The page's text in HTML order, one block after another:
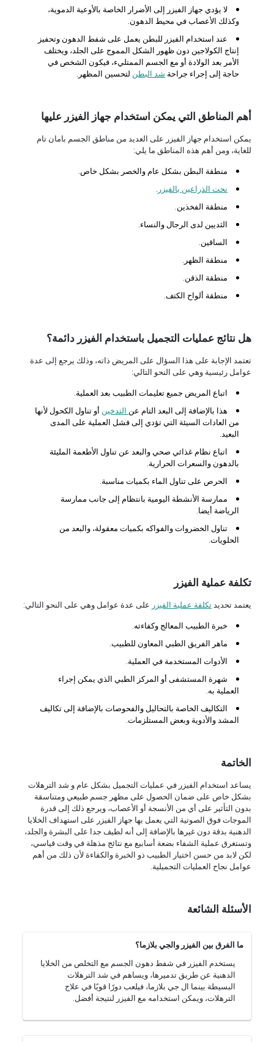
لا يؤدي جهاز الفيزر إلى الأضرار الخاصة بالأوعية الدموية،
وكذلك الأعصاب في محيط الدهون.
عند استخدام الفيزر للبطن يعمل على شفط الدهون وتحفيز
إنتاج الكولاجين دون ظهور الشكل المموج على الجلد، ويختلف
الأمر بعد الولادة أو مع الجسم الممتليء، فيكون الشخص في
حاجة إلى إجراء جراحة شد البطن لتحسين المظهر.
أهم المناطق التي يمكن استخدام جهاز الفيزر عليها
يمكن استخدام جهاز الفيزر على العديد من مناطق الجسم بامان تام
للغاية، ومن أهم هذه المناطق ما يلي:
منطقة البطن بشكل عام والخصر بشكل خاص.
نحت الذراعين بالفيزر .
منطقة الفخذين.
الثديين لدى الرجال والنساء.
الساقين.
منطقة الظهر.
منطقة الذقن.
منطقة ألواح الكتف.
هل نتائج عمليات التجميل باستخدام الفيزر دائمة؟
تعتمد الإجابة على هذا السؤال على المريض ذاته، وذلك يرجع إلى عدة
عوامل رئيسية وهي على النحو التالي:
اتباع المريض جميع تعليمات الطبيب بعد العملية.
هذا بالإضافة إلى البعد التام عن التدخين أو تناول الكحول لأنها
من العادات السيئة التي تؤدي إلى فشل العملية على المدى
البعيد.
اتباع نظام غذائي صحي والبعد عن تناول الأطعمة المليئة
بالدهون والسعرات الحرارية.
الحرص على تناول الماء بكميات مناسبة.
ممارسة الأنشطة اليومية بانتظام إلى جانب ممارسة
الرياضة أيضا.
تناول الخضروات والفواكه بكميات معقولة، والبعد من
الحلويات.
تكلفة عملية الفيزر
يعتمد تحديدتكلفة عملية الفيزر على عدة عوامل وهي على النحو التالي:
خبرة الطبيب المعالج وكفاءته.
ماهر الفريق الطبي المعاون للطبيب.
الأدوات المستخدمة في العملية.
شهرة المستشفى أو المركز الطبي الذي يمكن إجراء
العملية به.
التكاليف الخاصة بالتحاليل والفحوصات بالإضافة إلى تكاليف
المشد والأدوية وبعض المستلزمات.
الخاتمة
يساعد استخدام الفيزر في عمليات التجميل بشكل عام و شد الترهلات
بشكل خاص على ضمان الحصول على مظهر جسم طبيعي ومتناسقة
بدون التأثير على أي من الأنسجة أو الأعصاب، ويرجع ذلك إلى قدرة
الموجات فوق الصوتية التي يعمل بها جهاز الفيزر على استهداف الخلايا
الدهنية بدقة دون غيرها بالإضافة إلى أنه لطيف جدا على البشرة والجلد،
وتستغرق عملية الشفاء بضعة أسابيع مع نتائج مذهلة في وقت قياسي،
لكن لابد من حسن اختيار الطبيب ذو الخبرة والكفاءة لأن ذلك من أهم
عوامل نجاح العمليات التجميلية.
الأسئلة الشائعة
ما الفرق بين الفيزر والجي بلازما؟
يستخدم الفيزر في شفط دهون الجسم مع التخلص من الخلايا
الدهنية عن طريق تدميرها، ويساهم في شد الترهلات
البسيطة بينما ال جي بلازما، فيلعب دورًا قويًا في علاج
الترهلات، ويمكن استخدامه مع الفيزر لنتيجة أفضل.